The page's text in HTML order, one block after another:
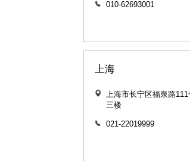
010-62693001
上海
上海市长宁区福泉路
三楼
021-22019999